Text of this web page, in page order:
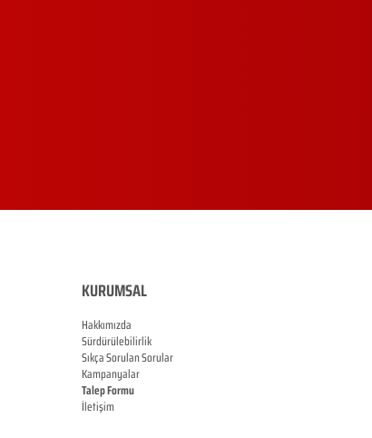
KURUMSAL
Hakkımızda
Sürdürülebilirlik
Sıkça Sorulan Sorular
Kampanyalar
Talep Formu
İletişim